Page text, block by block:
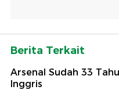
Berita Terkait
Arsenal Sudah 33
Inggris